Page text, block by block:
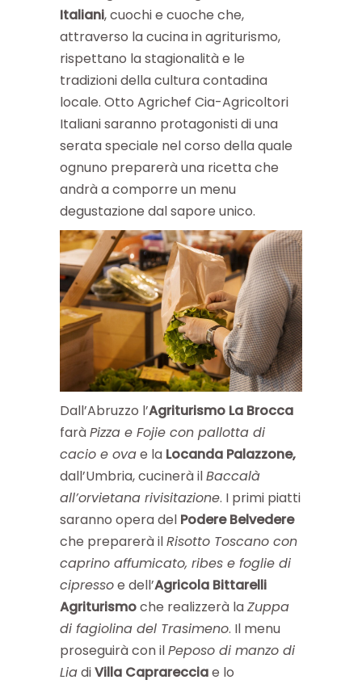
Italiani, cuochi e cuoche che,
attraverso la cucina in agriturismo,
rispettano la stagionalità e le
tradizioni della cultura contadina
locale. Otto Agrichef Cia-Agricoltori
Italiani saranno protagonisti di una
serata speciale nel corso della quale
ognuno preparerà una ricetta che
andrà a comporre un menu
degustazione dal sapore unico.
Dall’Abruzzo l’Agriturismo La Brocca
faràPizza e Fojie con pallotta di
cacio e ovae la Locanda Palazzone,
dall’Umbria, cucinerà ilBaccalà
all’orvietana rivisitazione. I primi piatti
saranno opera del Podere Belvedere
che preparerà ilRisotto Toscano con
caprino affumicato, ribes e foglie di
cipressoe dell’Agricola Bittarelli
Agriturismoche realizzerà laZuppa
di fagiolina del Trasimeno. Il menu
proseguirà con ilPeposo di manzo di
LiadiVilla Caprarecciae lo